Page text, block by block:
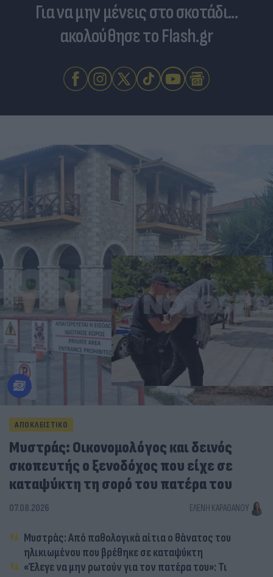
Για να μην μένεις στο σκοτάδι...
ακολούθησε το Flash.gr
ΑΠΟΚΛΕΙΣΤΙΚΟ
Μυστράς: Οικονομολόγος και δεινός
σκοπευτής ο ξενοδόχος που είχε σε
καταψύκτη τη σορό του πατέρα του
07.08.2026 ΕΛΈΝΗ ΚΑΡΑΘΆΝΟΥ
Μυστράς: Από παθολογικά αίτια ο θάνατος του
ηλικιωμένου που βρέθηκε σε καταψύκτη
«Έλεγε να μην ρωτούν για τον πατέρα του»: Τι